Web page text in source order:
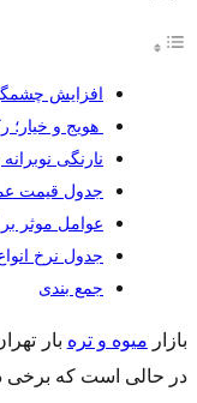
افزایش
هویج و خیار؛
نارنگی
جدول قیمت
عوامل موثر
جدول نرخ
جمع‌ بندی
بازار میوه و تره بار
در حالی است که برخی